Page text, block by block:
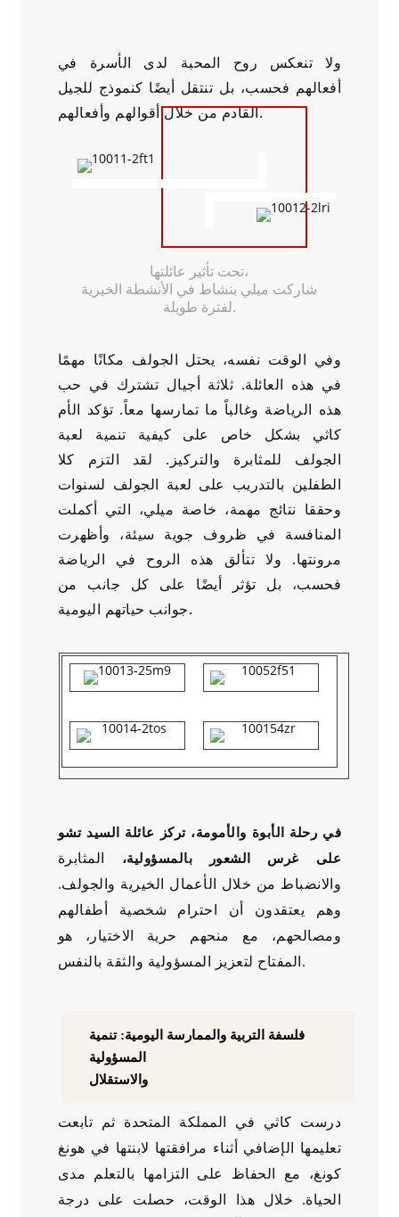
ولا تنعكس روح المحبة لدى الأسرة في
أفعالهم فحسب، بل تنتقل أيضًا كنموذج للجيل
القادم من خلال أقوالهم وأفعالهم.
تحت تأثير عائلتها،
شاركت ميلي بنشاط في الأنشطة الخيرية
لفترة طويلة.
وفي الوقت نفسه، يحتل الجولف مكانًا مهمًا
في هذه العائلة. ثلاثة أجيال تشترك في حب
هذه الرياضة وغالباً ما تمارسها معاً. تؤكد الأم
كاثي بشكل خاص على كيفية تنمية لعبة
الجولف للمثابرة والتركيز. لقد التزم كلا
الطفلين بالتدريب على لعبة الجولف لسنوات
وحققا نتائج مهمة، خاصة ميلي، التي أكملت
المنافسة في ظروف جوية سيئة، وأظهرت
مرونتها. ولا تتألق هذه الروح في الرياضة
فحسب، بل تؤثر أيضًا على كل جانب من
جوانب حياتهم اليومية.
في رحلة الأبوة والأمومة، تركز عائلة السيد تشو
على غرس الشعور بالمسؤولية،
المثابرة
والانضباط من خلال الأعمال الخيرية والجولف.
وهم يعتقدون أن احترام شخصية أطفالهم
ومصالحهم، مع منحهم حرية الاختيار، هو
المفتاح لتعزيز المسؤولية والثقة بالنفس.
فلسفة التربية والممارسة اليومية: تنمية
المسؤولية
والاستقلال
درست كاثي في ​​المملكة المتحدة ثم تابعت
تعليمها الإضافي أثناء مرافقتها لابنتها في هونغ
كونغ، مع الحفاظ على التزامها بالتعلم مدى
الحياة. خلال هذا الوقت، حصلت على درجة